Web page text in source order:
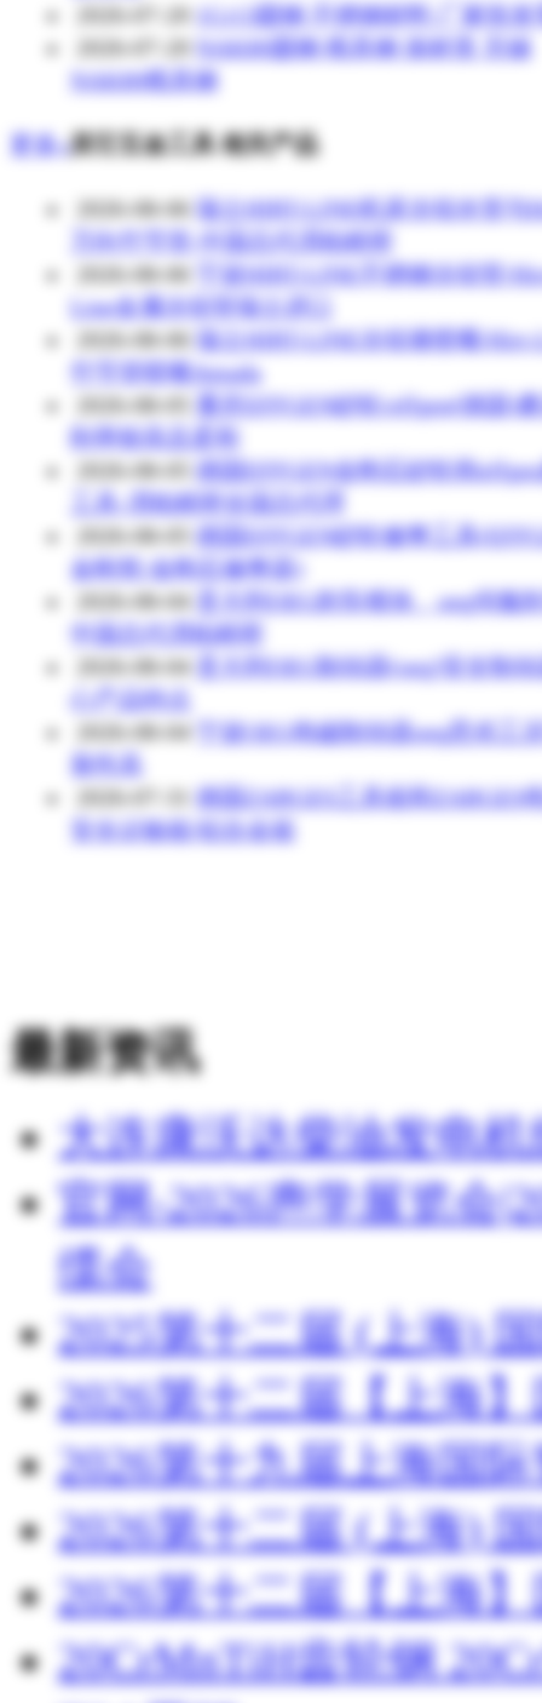
1Cr13圆钢 不锈钢材料 厂家批发
NAK80圆钢 模具钢 保材质 无锡
NAK80模具钢
更多»其它五金工具 相关产品
2026-08-06
瑞士HIRT-LINE机床冷却水管与
万向竹节管-中国总代渭柏精密
2026-08-06
宁波HIRT-LINE不锈钢冷却管/
Line金属冷却管瑞士进口
2026-08-06
瑞士HIRT-LINE冷却液喷嘴/Hirt-
竹节管喷嘴Amada
2026-08-05
重庆EFFGEN砂轮/effgen(德国)
削率较高且柔和
2026-08-05
德国EFFGEN金刚石砂轮和
工具-渭柏精密全国总代理
2026-08-05
德国EFFGEN砂轮修整工具
金刚笔/金刚石修整器)
2026-08-04
意大利OEG刹车模块、oeg伺服
中国总代渭柏精密
2026-08-04
意大利OEG制动器(oeg)安全制
心产品特点
2026-08-04
宁波OEG电磁制动器oeg恶劣工
靠性高
德国ZARGES工具箱和ZARGES
安全运输箱/铝合金箱
最新资讯
大连康沃达柴油发电机
官网-2026声学展览会
缆会
2025第十二届 (上海)
2026第十二届【上海
2026第十九届上海国
2026第十二届 (上海)
2026第十二届【上海
20CrMnTiH齿轮钢